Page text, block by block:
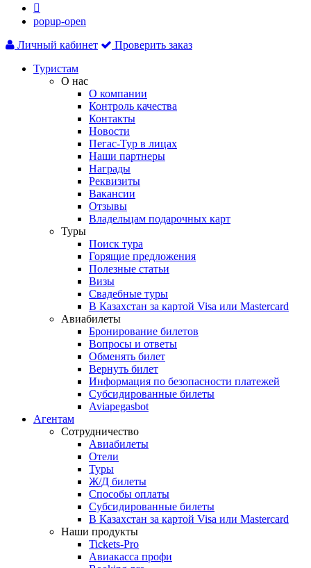

popup-open
Личный кабинет
Проверить заказ
Туристам
О нас
О компании
Контроль качества
Контакты
Новости
Пегас-Тур в лицах
Наши партнеры
Награды
Реквизиты
Вакансии
Отзывы
Владельцам подарочных карт
Туры
Поиск тура
Горящие предложения
Полезные статьи
Визы
Свадебные туры
В Казахстан за картой Visa или Masterсard
Авиабилеты
Бронирование билетов
Вопросы и ответы
Обменять билет
Вернуть билет
Информация по безопасности платежей
Субсидированные билеты
Aviapegasbot
Агентам
Сотрудничество
Авиабилеты
Отели
Туры
Ж/Д билеты
Способы оплаты
Субсидированные билеты
В Казахстан за картой Visa или Masterсard
Наши продукты
Tickets-Pro
Авиакасса профи